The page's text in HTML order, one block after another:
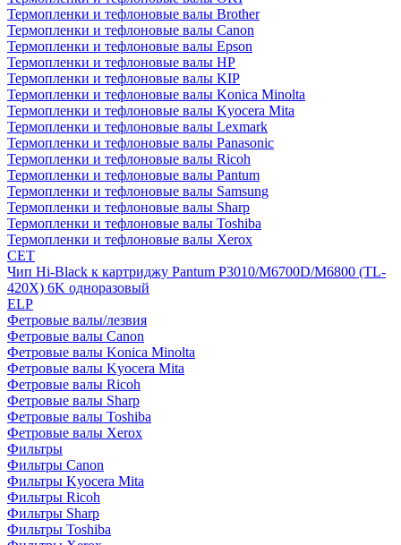
Термопленки и тефлоновые валы Brother
Термопленки и тефлоновые валы Canon
Термопленки и тефлоновые валы Epson
Термопленки и тефлоновые валы HP
Термопленки и тефлоновые валы KIP
Термопленки и тефлоновые валы Konica Minolta
Термопленки и тефлоновые валы Kyocera Mita
Термопленки и тефлоновые валы Lexmark
Термопленки и тефлоновые валы Panasonic
Термопленки и тефлоновые валы Ricoh
Термопленки и тефлоновые валы Pantum
Термопленки и тефлоновые валы Samsung
Термопленки и тефлоновые валы Sharp
Термопленки и тефлоновые валы Toshiba
Термопленки и тефлоновые валы Xerox
CET
Чип Hi-Black к картриджу Pantum P3010/M6700D/M6800 (TL-
420X) 6K одноразовый
ELP
Фетровые валы/лезвия
Фетровые валы Canon
Фетровые валы Konica Minolta
Фетровые валы Kyocera Mita
Фетровые валы Ricoh
Фетровые валы Sharp
Фетровые валы Toshiba
Фетровые валы Xerox
Фильтры
Фильтры Canon
Фильтры Kyocera Mita
Фильтры Ricoh
Фильтры Sharp
Фильтры Toshiba